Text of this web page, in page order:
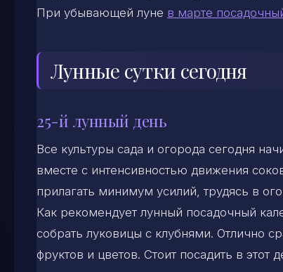
При убывающей луне в марте
Лунные сутки сегодня
25-й лунный день
Все культуры сада и огорода сегодня
вместе с интенсивностью движения
прилагать минимум усилий, трудясь в
Как рекомендует лунный посадочный
собрать луковицы с клубнями. Отлично
фруктов и цветов. Стоит посадить в